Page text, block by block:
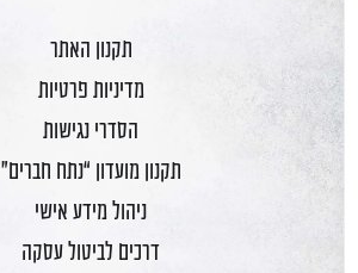
תקנון האתר
מדיניות פרטיות
הסדרי נגישות
תקנון מועדון “נתח חברים”
ניהול מידע אישי
דרכים לביטול עסקה